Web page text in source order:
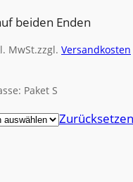
beiden Enden
MwSt.zzgl. Versandkosten
Paket S
Zurücksetzen